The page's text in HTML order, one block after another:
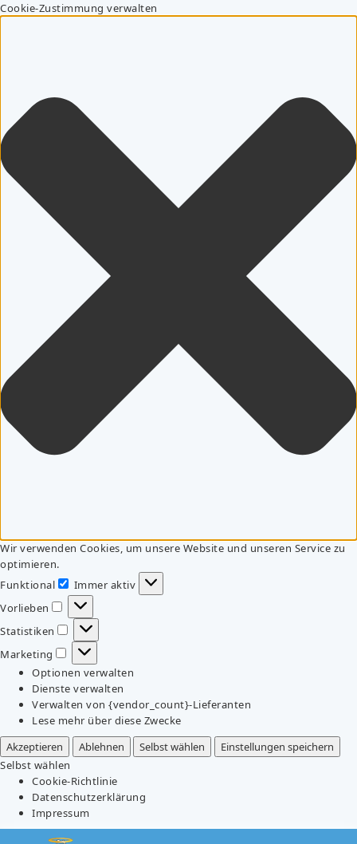
Cookie-Zustimmung verwalten
Wir verwenden Cookies, um unsere Website und unseren Service zu
optimieren.
Funktional
Funktional
Immer aktiv
Vorlieben
Vorlieben
Statistiken
Statistiken
Marketing
Marketing
Optionen verwalten
Dienste verwalten
Verwalten von {vendor_count}-Lieferanten
Lese mehr über diese Zwecke
Akzeptieren
Ablehnen Selbst wählen
Einstellungen speichern
Selbst wählen
Cookie-Richtlinie
Datenschutzerklärung
Impressum